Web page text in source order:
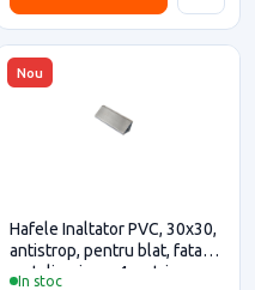
Nou
In stoc
Hafele Inaltator PVC, 30x30,
antistrop, pentru blat, fata
metalica, inox, 4 metri